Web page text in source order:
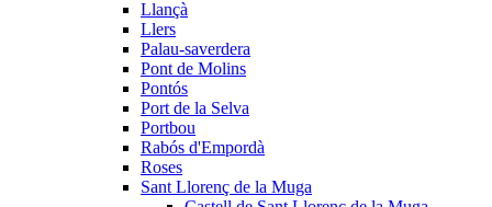
Llançà
Llers
Palau-saverdera
Pont de Molins
Pontós
Port de la Selva
Portbou
Rabós d'Empordà
Roses
Sant Llorenç de la Muga